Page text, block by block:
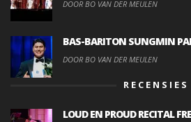
DOOR BO VAN DER MEULEN
BAS-BARITON SUNGMIN
DOOR BO VAN DER MEULEN
RECENSIES
LOUD EN PROUD RECITAL